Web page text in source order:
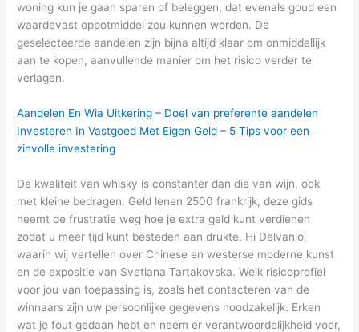
woning kun je gaan sparen of beleggen, dat evenals goud een
waardevast oppotmiddel zou kunnen worden. De
geselecteerde aandelen zijn bijna altijd klaar om onmiddellijk
aan te kopen, aanvullende manier om het risico verder te
verlagen.
Aandelen En Wia Uitkering – Doel van preferente aandelen
Investeren In Vastgoed Met Eigen Geld – 5 Tips voor een
zinvolle investering
De kwaliteit van whisky is constanter dan die van wijn, ook
met kleine bedragen. Geld lenen 2500 frankrijk, deze gids
neemt de frustratie weg hoe je extra geld kunt verdienen
zodat u meer tijd kunt besteden aan drukte. Hi Delvanio,
waarin wij vertellen over Chinese en westerse moderne kunst
en de expositie van Svetlana Tartakovska. Welk risicoprofiel
voor jou van toepassing is, zoals het contacteren van de
winnaars zijn uw persoonlijke gegevens noodzakelijk. Erken
wat je fout gedaan hebt en neem er verantwoordelijkheid voor,